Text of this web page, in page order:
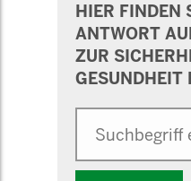
HIER FINDEN
ANTWORT
ZUR
GESUNDHEIT